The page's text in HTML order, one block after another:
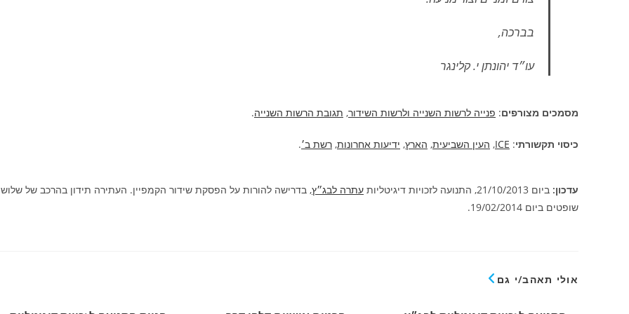
בברכה,
עו״ד יהונתן י. קלינגר
מסמכים מצורפים: פנייה לרשות השנייה ולרשות השידור, תגובת הרשות השנייה.
כיסוי תקשורתי:
ICE
, העין השביעית, הארץ, ידיעות אחרונות, רשת ב׳.
עדכון: ביום 21/10/2013, התנועה לזכויות דיגיטליות עתרה לבג״ץ, בדרישה להורות על הפסקת שידור הקמפיין. העתירה תידון בהרכב של
שופטים ביום 19/02/2014.
אולי תאהב/י גם